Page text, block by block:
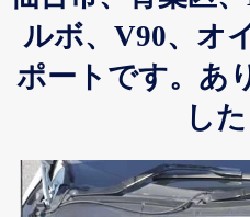
ルボ、V90、オ
ポートです。あ
した